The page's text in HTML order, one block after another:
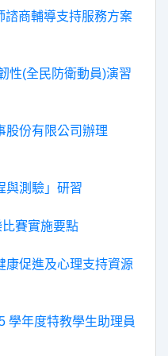
諮商輔導支持服務方案
性(全民防衛動員)演習
股份有限公司辦理
與測驗」研習
賽實施要點
康促進及心理支持資源
學年度特教學生助理員